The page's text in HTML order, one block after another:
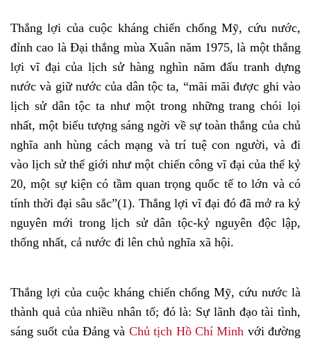
Thắng lợi của cuộc kháng chiến chống Mỹ, cứu nước,
đỉnh cao là Đại thắng mùa Xuân năm 1975, là một thắng
lợi vĩ đại của lịch sử hàng nghìn năm đấu tranh dựng
nước và giữ nước của dân tộc ta, “mãi mãi được ghi vào
lịch sử dân tộc ta như một trong những trang chói lọi
nhất, một biểu tượng sáng ngời về sự toàn thắng của chủ
nghĩa anh hùng cách mạng và trí tuệ con người, và đi
vào lịch sử thế giới như một chiến công vĩ đại của thế kỷ
20, một sự kiện có tầm quan trọng quốc tế to lớn và có
tính thời đại sâu sắc”(1). Thắng lợi vĩ đại đó đã mở ra kỷ
nguyên mới trong lịch sử dân tộc-kỷ nguyên độc lập,
thống nhất, cả nước đi lên chủ nghĩa xã hội.
Thắng lợi của cuộc kháng chiến chống Mỹ, cứu nước là
thành quả của nhiều nhân tố; đó là: Sự lãnh đạo tài tình,
sáng suốt của Đảng và Chủ tịch Hồ Chí Minh với đường